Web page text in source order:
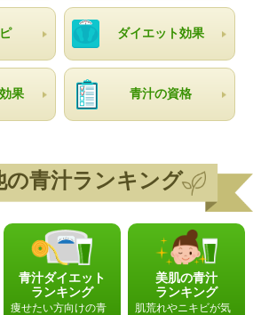
ダイエット効果
果 青汁の資格
の青汁ランキング
青汁ダイエット
ランキング
痩せたい方向けの青
美肌の青汁
ランキング
肌荒れやニキビが気